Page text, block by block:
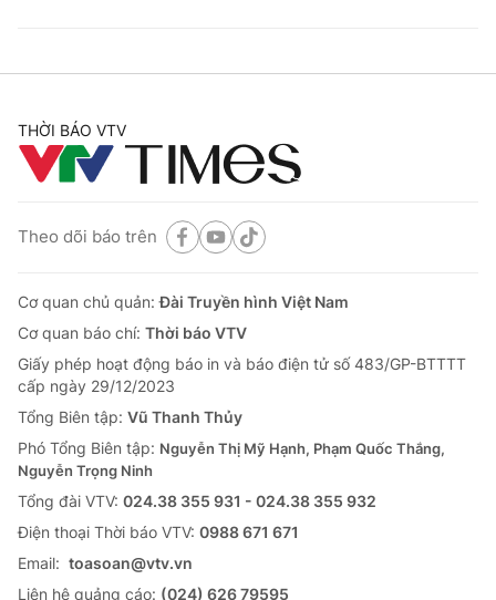
THỜI BÁO VTV
Theo dõi báo trên
Cơ quan chủ quản:Đài Truyền hình Việt Nam
Cơ quan báo chí: Thời báo VTV
Giấy phép hoạt động báo in và báo điện tử số 483/GP-BTTTT
cấp ngày 29/12/2023
Tổng Biên tập: Vũ Thanh Thủy
Phó Tổng Biên tập: Nguyễn Thị Mỹ Hạnh, Phạm Quốc Thắng,
Nguyễn Trọng Ninh
Tổng đài VTV: 024.38 355 931 - 024.38 355 932
Ðiện thoại Thời báo VTV: 0988 671 671
Email: toasoan@vtv.vn
Liên hệ quảng cáo: (024) 626 79595